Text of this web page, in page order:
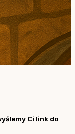
Ci link do